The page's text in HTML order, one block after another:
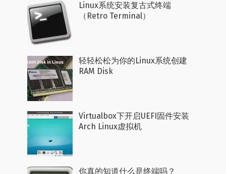
Linux系统安装复古式终端
（Retro Terminal）
轻轻松松为你的Linux系统创建
RAM Disk
Virtualbox下开启UEFI固件安装
Arch Linux虚拟机
你真的知道什么是终端吗？